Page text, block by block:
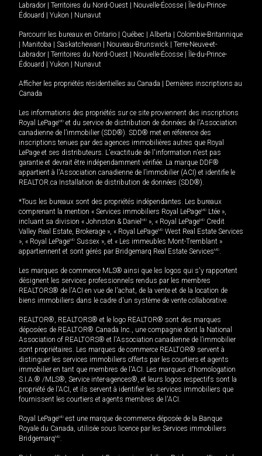
Labrador | Territoires du Nord-Ouest | Nouvelle-Écosse | Île-du-Prince-
Édouard | Yukon | Nunavut
Parcourir les bureaux en Ontario | Québec | Alberta | Colombie-Britannique
| Manitoba | Saskatchewan | Nouveau-Brunswick | Terre-Neuve-et-
Labrador | Territoires du Nord-Ouest | Nouvelle-Écosse | Île-du-Prince-
Édouard | Yukon | Nunavut
Afficher les propriétés résidentielles au Canada | Dernières inscriptions au
Canada
Les informations des propriétés sur ce site proviennent des inscriptions
Royal LePageMD et du service de distribution de données de l'Association
canadienne de l’immobilier (SDD®). SDD® met en référence des
inscriptions tenues par des agences immobilières autres que Royal
LePage et ses distributeurs. L'exactitude de l'information n'est pas
garantie et devrait être indépendamment vérifiée. La marque DDF®
appartient à l'Association canadienne de l’immobilier (ACI) et identifie le
REALTOR.ca Installation de distribution de données (SDD®).
*Tous les bureaux sont des propriétés indépendantes. Les bureaux
comprenant la mention « Services immobiliers Royal LePageMD Ltée »,
incluant sa division « Johnston & Daniel MD », « Royal LePageMD Credit
Valley Real Estate, Brokerage », « Royal LePageMD West Real Estate Services
», « Royal LePageMD Sussex », et « Les immeubles Mont-Tremblant »
appartiennent et sont gérés par Bridgemarq Real Estate ServicesMD.
Les marques de commerce MLS® ainsi que les logos qui s'y rapportent
désignent les services professionnels rendus par les membres
REALTORS® de l'ACI en vue de l'achat, de la vente et de la location de
biens immobiliers dans le cadre d'un système de vente collaborative.
REALTOR®, REALTORS® et le logo REALTOR® sont des marques
déposées de REALTOR® Canada Inc., une compagnie dont la National
Association of REALTORS® et l'Association canadienne de l’immobilier
sont propriétaires. Les marques de commerce REALTOR® servent à
distinguer les services immobiliers offerts par les courtiers et agents
immobilier en tant que membres de l'ACI. Les marques d'homologation
S.I.A.® /MLS®, Service inter-agences®, et leurs logos respectifs sont la
propriété de l'ACI, et ils servent à identifier les services immobiliers que
fournissent les courtiers et agents membres de l'ACI.
Royal LePageMD est une marque de commerce déposée de la Banque
Royale du Canada, utilisée sous licence par les Services immobiliers
BridgemarqMD.